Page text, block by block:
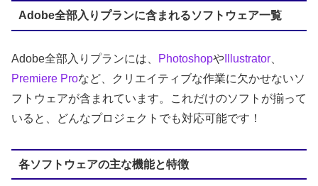
Adobe全部入りプランに含まれるソフトウェア一覧
Adobe全部入りプランには、 Photoshopや Illustrator、
Premiere Proなど、クリエイティブな作業に欠かせないソ
フトウェアが含まれています。これだけのソフトが揃って
いると、どんなプロジェクトでも対応可能です！
各ソフトウェアの主な機能と特徴